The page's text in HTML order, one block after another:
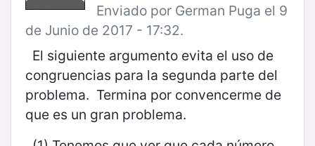
Enviado por German Puga el 9
de Junio de 2017 - 17:32.
El siguiente argumento evita el uso de
congruencias para la segunda parte del
problema. Termina por convencerme de
que es un gran problema.